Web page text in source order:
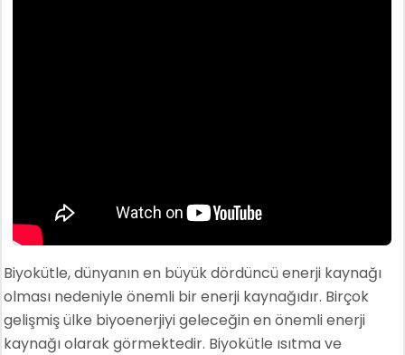
Biyokütle, dünyanın en büyük dördüncü enerji kaynağı
olması nedeniyle önemli bir enerji kaynağıdır. Birçok
gelişmiş ülke biyoenerjiyi geleceğin en önemli enerji
kaynağı olarak görmektedir. Biyokütle ısıtma ve